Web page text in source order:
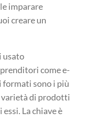
imparare
creare un
usato
come e-
formati sono i più
varietà di prodotti
La chiave è